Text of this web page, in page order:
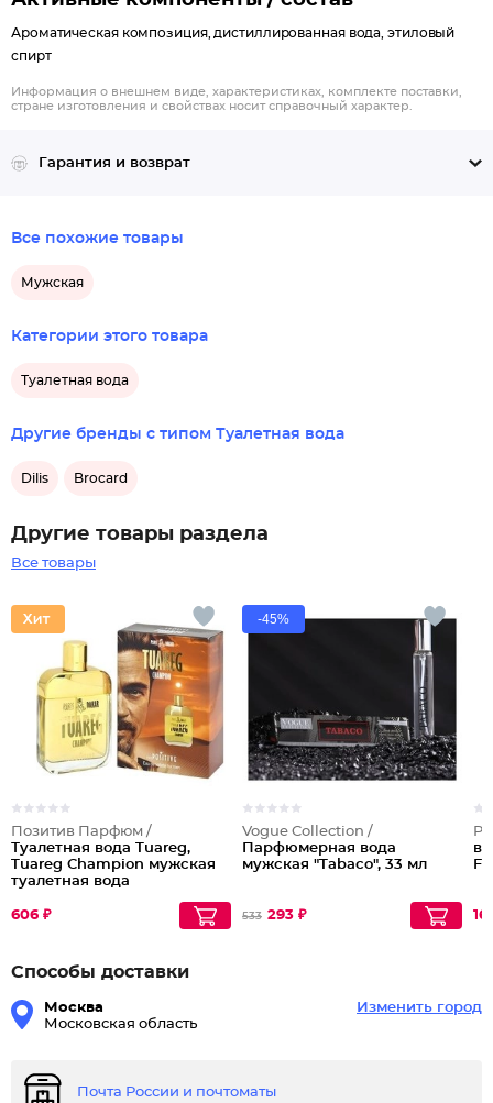
Ароматическая композиция, дистиллированная вода, этиловый
спирт
Информация о внешнем виде, характеристиках, комплекте поставки,
стране изготовления и свойствах носит справочный характер.
Гарантия и возврат
Все похожие товары
Мужская
Категории этого товара
Туалетная вода
Другие бренды с типом Туалетная вода
Dilis Brocard
Другие товары раздела
Все товары
Позитив Парфюм /
Туалетная вода Tuareg,
Tuareg Champion мужская
туалетная вода
606 ₽
-45%
Vogue Collection /
Парфюмерная вода
мужская "Tabaco", 33 мл
533 293 ₽
Способы доставки
Москва
Московская область
Изменить город
Почта России и почтоматы